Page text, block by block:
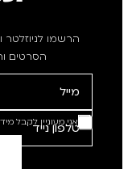
הרשמו לניוזלטר
הסרטים
אני מעוניין לקבל